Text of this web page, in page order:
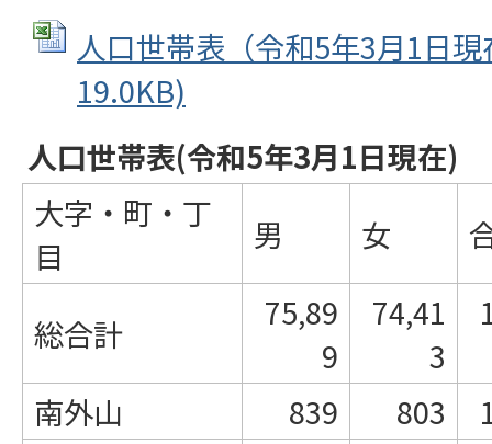
人口世帯表（令和5年3月1日
19.0KB)
人口世帯表(令和5年3月1日現在)
大字・町・丁
目
男 女
総合計
75,89
9
74,41
3
南外山 839 803